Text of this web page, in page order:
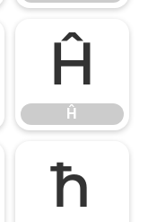
Ĥ
Ĥ
ħ